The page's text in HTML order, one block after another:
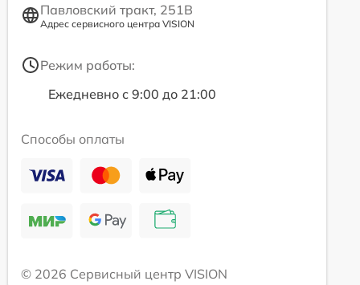
Павловский тракт, 251В
Адрес сервисного центра VISION
Режим работы:
Ежедневно с 9:00 до 21:00
Способы оплаты
© 2026 Сервисный центр VISION